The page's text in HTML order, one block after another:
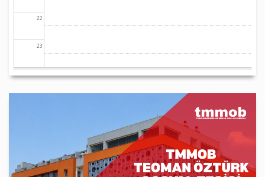
22
23